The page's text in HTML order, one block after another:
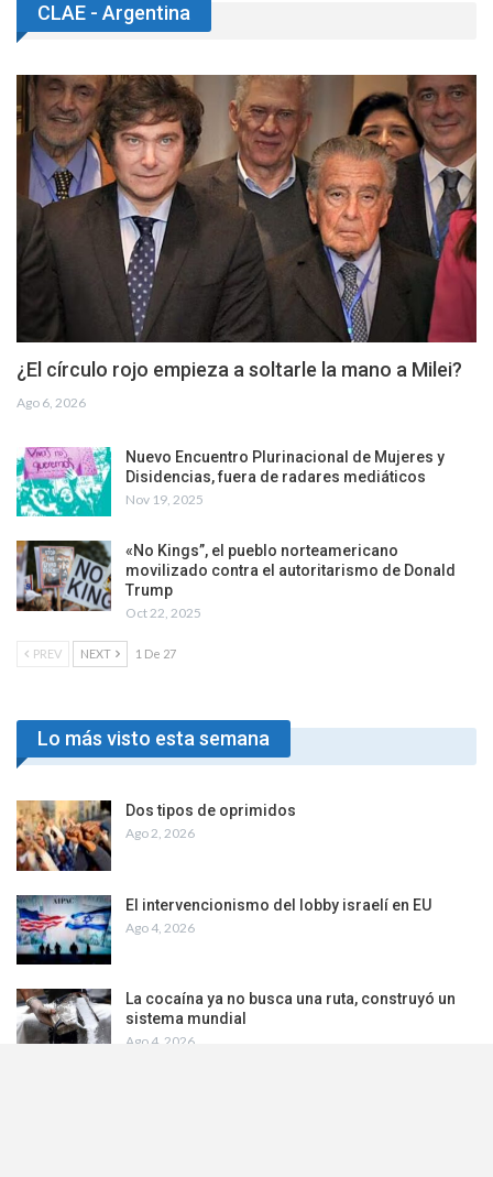
CLAE - Argentina
¿El círculo rojo empieza a soltarle la mano a Milei?
Ago 6, 2026
Nuevo Encuentro Plurinacional de Mujeres y
Disidencias, fuera de radares mediáticos
Nov 19, 2025
«No Kings”, el pueblo norteamericano
movilizado contra el autoritarismo de Donald
Trump
Oct 22, 2025
PREV NEXT 1 De 27
Lo más visto esta semana
Dos tipos de oprimidos
Ago 2, 2026
El intervencionismo del lobby israelí en EU
Ago 4, 2026
La cocaína ya no busca una ruta, construyó un
sistema mundial
Ago 4, 2026